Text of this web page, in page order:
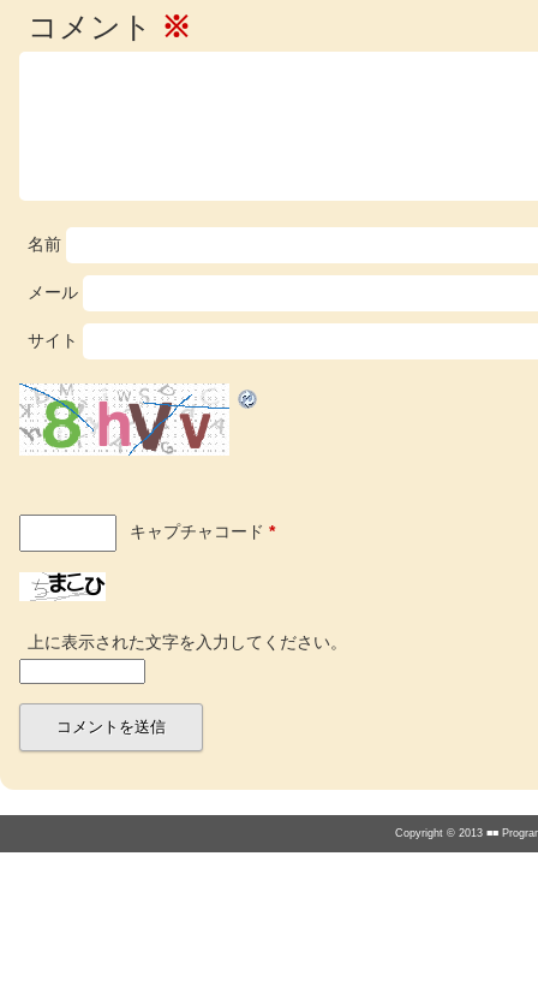
コメント ※
名前
メール
サイト
キャプチャコード *
上に表示された文字を入力してください。
Copyright © 2013 ■■